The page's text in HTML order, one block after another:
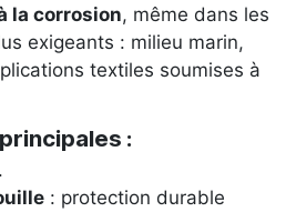
la corrosion, même dans les
exigeants : milieu marin,
textiles soumises à
:
: protection durable